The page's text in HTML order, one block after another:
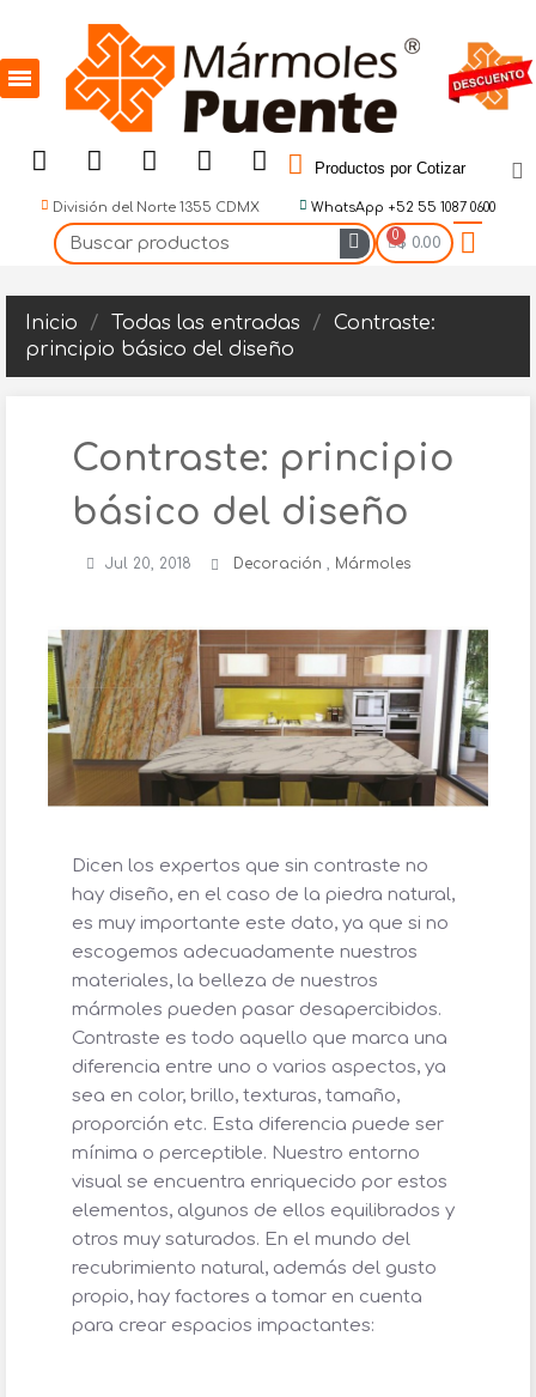
Productos por Cotizar
División del Norte 1355 CDMX WhatsApp +52 55 1087 0600
$ 0.00
Inicio Todas las entradas
Contraste:
principio básico del diseño
Contraste: principio
básico del diseño
Jul 20, 2018 Decoración , Mármoles
Dicen los expertos que sin contraste no
hay diseño, en el caso de la piedra natural,
es muy importante este dato, ya que si no
escogemos adecuadamente nuestros
materiales, la belleza de nuestros
mármoles pueden pasar desapercibidos.
Contraste es todo aquello que marca una
diferencia entre uno o varios aspectos, ya
sea en color, brillo, texturas, tamaño,
proporción etc. Esta diferencia puede ser
mínima o perceptible. Nuestro entorno
visual se encuentra enriquecido por estos
elementos, algunos de ellos equilibrados y
otros muy saturados. En el mundo del
recubrimiento natural, además del gusto
propio, hay factores a tomar en cuenta
para crear espacios impactantes: